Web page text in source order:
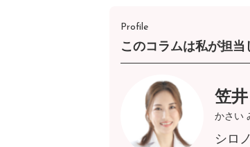
Profile
このコラムは私が担当
笠
かさい
シロ